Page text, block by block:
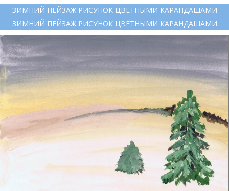
ЗИМНИЙ ПЕЙЗАЖ РИСУНОК ЦВЕТНЫМИ КАРАНДАШАМИ
ЗИМНИЙ ПЕЙЗАЖ РИСУНОК ЦВЕТНЫМИ КАРАНДАШАМИ